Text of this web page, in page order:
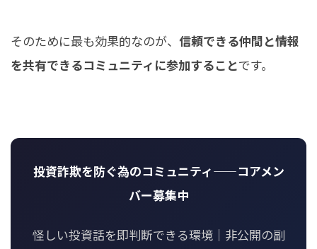
そのために最も効果的なのが、 信頼できる仲間と情報
を共有できるコミュニティに参加することです。
投資詐欺を防ぐ為のコミュニティ——コアメン
バー募集中
怪しい投資話を即判断できる環境｜非公開の副